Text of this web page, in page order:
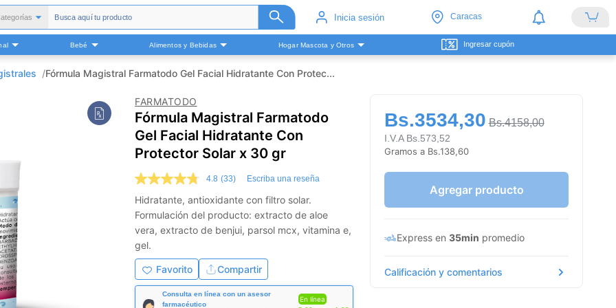
Todas
Belleza
Inicia sesión Caracas
Bebé Alimentos y Bebidas Hogar Mascota y Otros Ingresar cupón
Fórmula Magistral Farmatodo Gel Facial Hidratante Con Protec...
FARMATODO
Fórmula Magistral Farmatodo
Gel Facial Hidratante Con
Protector Solar x 30 gr
4.8
de
5
estrellas,
valor
medio
de
valoración.
Read
33
Reviews.
Enlace
4.8 (33) Escriba una reseña
Hidratante, antioxidante con filtro solar.
Formulación del producto: extracto de aloe
vera, extracto de benjui, parsol mcx, vitamina e,
gel.
Favorito Compartir
Consulta en línea con un asesor
farmacéutico
En línea
Bs.3534,30 Bs.4158,00
I.V.A Bs.573,52
Gramos a Bs.138,60
Agregar producto
Express en 35min promedio
Calificación y comentarios